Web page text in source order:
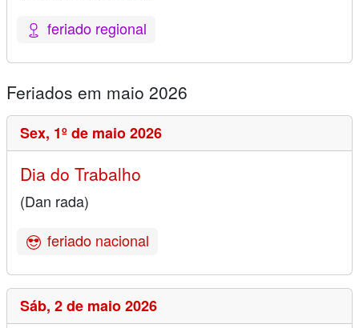
feriado regional
Feriados em maio 2026
Sex, 1º de maio 2026
Dia do Trabalho
(Dan rada)
feriado nacional
Sáb, 2 de maio 2026